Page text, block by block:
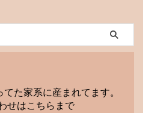
た家系に産まれてます。
せはこちらまで